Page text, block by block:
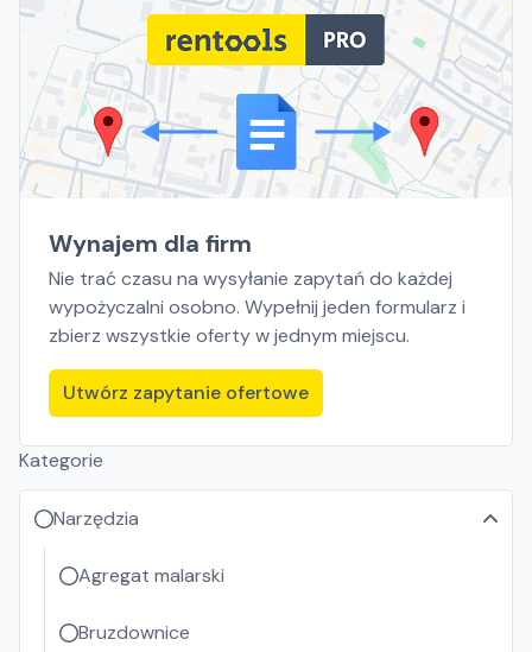
Wynajem dla firm
Nie trać czasu na wysyłanie zapytań do każdej
wypożyczalni osobno. Wypełnij jeden formularz i
zbierz wszystkie oferty w jednym miejscu.
Utwórz zapytanie ofertowe
Kategorie
Narzędzia
Agregat malarski
Bruzdownice